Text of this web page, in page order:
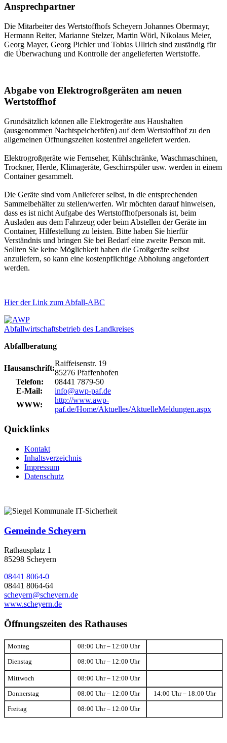
Ansprechpartner
Die Mitarbeiter des Wertstoffhofs Scheyern Johannes Obermayr,
Hermann Reiter, Marianne Stelzer, Martin Wörl, Nikolaus Meier,
Georg Mayer, Georg Pichler und Tobias Ullrich sind zuständig für
die Überwachung und Kontrolle der angelieferten Wertstoffe.
Abgabe von Elektrogroßgeräten am neuen
Wertstoffhof
Grundsätzlich können alle Elektrogeräte aus Haushalten
(ausgenommen Nachtspeicheröfen) auf dem Wertstoffhof zu den
allgemeinen Öffnungszeiten kostenfrei angeliefert werden.
Elektrogroßgeräte wie Fernseher, Kühlschränke, Waschmaschinen,
Trockner, Herde, Klimageräte, Geschirrspüler usw. werden in einem
Container gesammelt.
Die Geräte sind vom Anlieferer selbst, in die entsprechenden
Sammelbehälter zu stellen/werfen. Wir möchten darauf hinweisen,
dass es ist nicht Aufgabe des Wertstoffhofpersonals ist, beim
Ausladen aus dem Fahrzeug oder beim Abstellen der Geräte im
Container, Hilfestellung zu leisten. Bitte haben Sie hierfür
Verständnis und bringen Sie bei Bedarf eine zweite Person mit.
Sollten Sie keine Möglichkeit haben die Großgeräte selbst
anzuliefern, so kann eine kostenpflichtige Abholung angefordert
werden.
Hier der Link zum Abfall-ABC
Abfallwirtschaftsbetrieb des Landkreises
Abfallberatung
Hausanschrift:
Raiffeisenstr. 19
85276 Pfaffenhofen
Telefon:
08441 7879-50
E-Mail:
info@awp-paf.de
WWW:
http://www.awp-
paf.de/Home/Aktuelles/AktuelleMeldungen.aspx
Quicklinks
Kontakt
Inhaltsverzeichnis
Impressum
Datenschutz
Gemeinde Scheyern
Rathausplatz 1
85298 Scheyern
08441 8064-0
08441 8064-64
scheyern@scheyern.de
www.scheyern.de
Öffnungszeiten des Rathauses
Montag 08:00 Uhr – 12:00 Uhr
Dienstag 08:00 Uhr – 12:00 Uhr
Mittwoch 08:00 Uhr – 12:00 Uhr
Donnerstag 08:00 Uhr – 12:00 Uhr 14:00 Uhr – 18:00 Uhr
Freitag 08:00 Uhr – 12:00 Uhr